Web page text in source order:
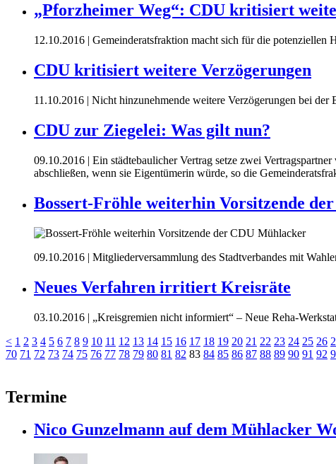
„Pforzheimer Weg“: CDU kritisiert
12.10.2016 | Gemeinderatsfraktion macht sich für die potenziellen
CDU kritisiert weitere Verzögerungen
11.10.2016 | Nicht hinzunehmende weitere Verzögerungen bei
CDU zur Ziegelei: Was gilt nun?
09.10.2016 | Ein städtebaulicher Vertrag setze zwei
abschließen, wenn sie Eigentümerin würde, so die
Bossert-Fröhle weiterhin Vorsitzende
09.10.2016 | Mitgliederversammlung des Stadtverbandes mit
Neues Verfahren irritiert Kreisräte
03.10.2016 | „Kreisgremien nicht informiert“ – Neue Reha-
< 1 2 3 4 5 6 7 8 9 10 11 12 13 14 15 16 17 18 19 20 21 22 23 24 25 26
70 71 72 73 74 75 76 77 78 79 80 81 82 83 84 85 86 87 88 89 90 91 92
Termine
Nico Gunzelmann auf dem Mühlacker